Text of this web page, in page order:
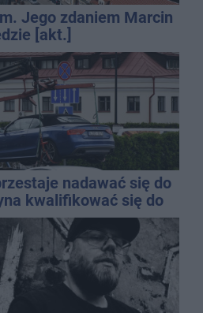
Jego zdaniem Marcin
[akt.]
nadawać się do
kwalifikować się do